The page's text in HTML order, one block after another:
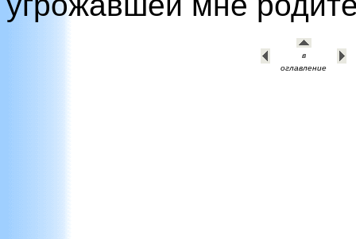
в
оглавление